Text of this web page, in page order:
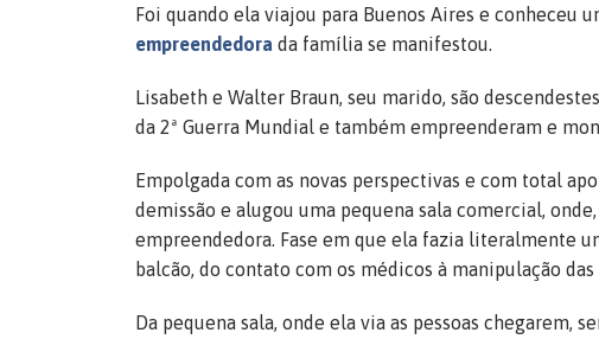
Foi quando ela viajou para Buenos Aires e conheceu
empreendedora da família se manifestou.
Lisabeth e Walter Braun, seu marido, são
da 2ª Guerra Mundial e também empreenderam e
Empolgada com as novas perspectivas e com total
demissão e alugou uma pequena sala comercial,
empreendedora. Fase em que ela fazia literalmente
balcão, do contato com os médicos à manipulação
Da pequena sala, onde ela via as pessoas chegarem,